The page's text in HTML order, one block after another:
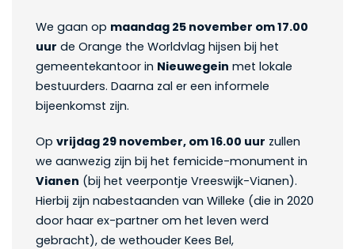
We gaan op maandag 25 november om 17.00
uur de Orange the Worldvlag hijsen bij het
gemeentekantoor in Nieuwegein met lokale
bestuurders. Daarna zal er een informele
bijeenkomst zijn.
Op vrijdag 29 november, om 16.00 uur zullen
we aanwezig zijn bij het femicide-monument in
Vianen (bij het veerpontje Vreeswijk-Vianen).
Hierbij zijn nabestaanden van Willeke (die in 2020
door haar ex-partner om het leven werd
gebracht), de wethouder Kees Bel,